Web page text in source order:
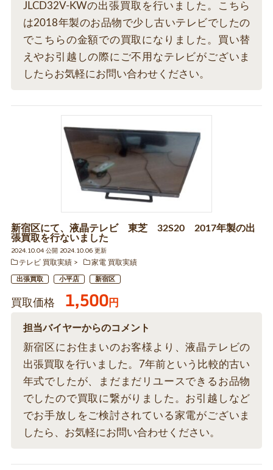
JLCD32V-KWの出張買取を行いました。こちら
は2018年製のお品物で少し古いテレビでしたの
でこちらの金額での買取になりました。買い替
えやお引越しの際にご不用なテレビがございま
したらお気軽にお問い合わせください。
新宿区にて、液晶テレビ 東芝 32S20 2017年製の出
張買取を行ないました
2024.10.04 公開 2024.10.06 更新
テレビ 買取実績
家電 買取実績
出張買取 小平店 新宿区
買取価格 1,500円
担当バイヤーからのコメント
新宿区にお住まいのお客様より、液晶テレビの
出張買取を行いました。7年前という比較的古い
年式でしたが、まだまだリユースできるお品物
でしたので買取に繋がりました。お引越しなど
でお手放しをご検討されている家電がございま
したら、お気軽にお問い合わせください。